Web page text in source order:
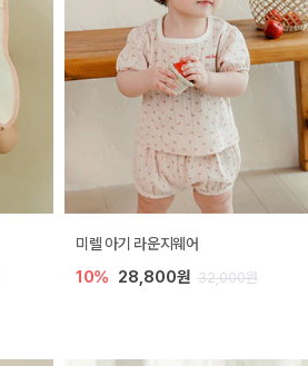
미렐 아기 라운지웨어
10% 28,800원 32,000원